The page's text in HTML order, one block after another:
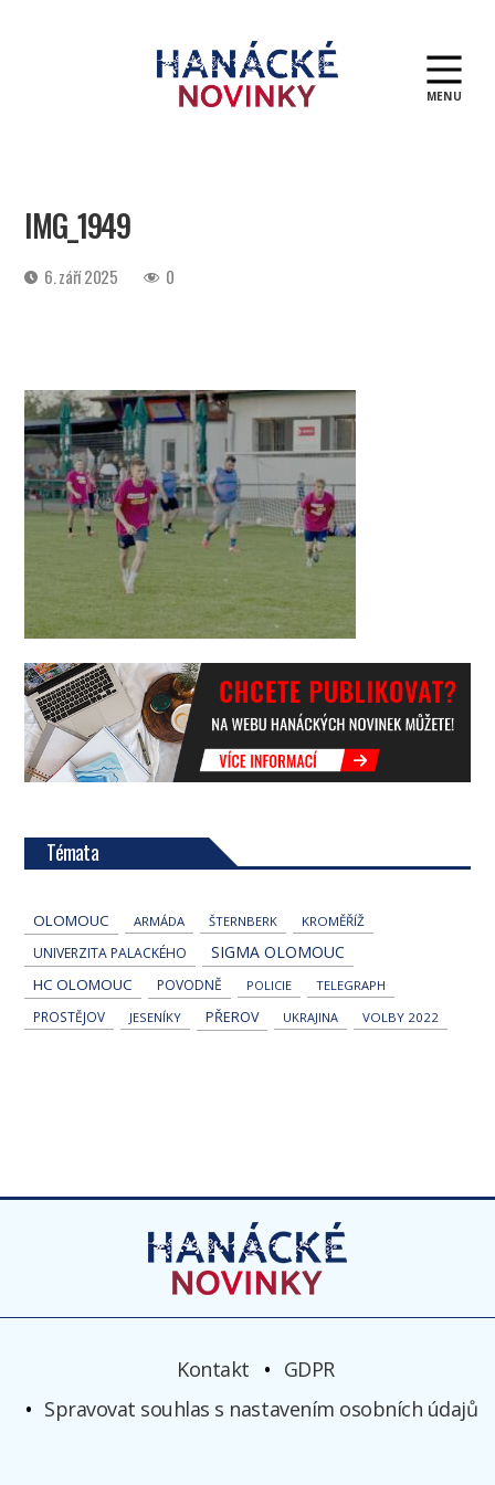
MENU
IMG_1949
Datum6. září 2025 0
Témata
OLOMOUC ARMÁDA ŠTERNBERK KROMĚŘÍŽ
UNIVERZITA PALACKÉHO SIGMA OLOMOUC
HC OLOMOUC POVODNĚ POLICIE TELEGRAPH
PROSTĚJOV JESENÍKY PŘEROV UKRAJINA VOLBY 2022
Kontakt
GDPR
Spravovat souhlas s nastavením osobních údajů